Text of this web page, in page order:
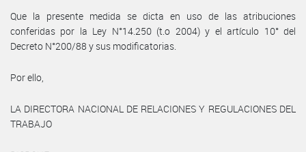
Que la presente medida se dicta en uso de las atribuciones
conferidas por la Ley N°14.250 (t.o 2004) y el artículo 10° del
Decreto N°200/88 y sus modificatorias.
Por ello,
LA DIRECTORA NACIONAL DE RELACIONES Y REGULACIONES DEL
TRABAJO